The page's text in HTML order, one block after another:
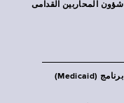
شؤون المحاربين القدامى
برنامج (Medicaid)